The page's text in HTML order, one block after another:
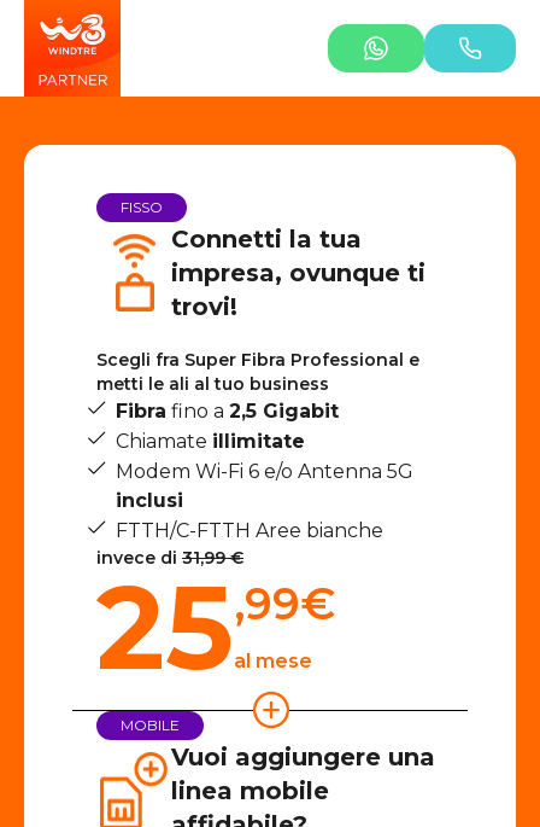
FISSO
Connetti la tua
impresa, ovunque ti
trovi!
Scegli fra Super Fibra Professional e
metti le ali al tuo business
Fibra fino a 2,5 Gigabit
Chiamate illimitate
Modem Wi-Fi 6 e/o Antenna 5G
inclusi
FTTH/C-FTTH Aree bianche
invece di 31,99 €
25,99€
al mese
MOBILE
Vuoi aggiungere una
linea mobile